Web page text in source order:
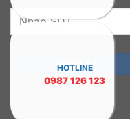
HOTLINE
0987 126 123